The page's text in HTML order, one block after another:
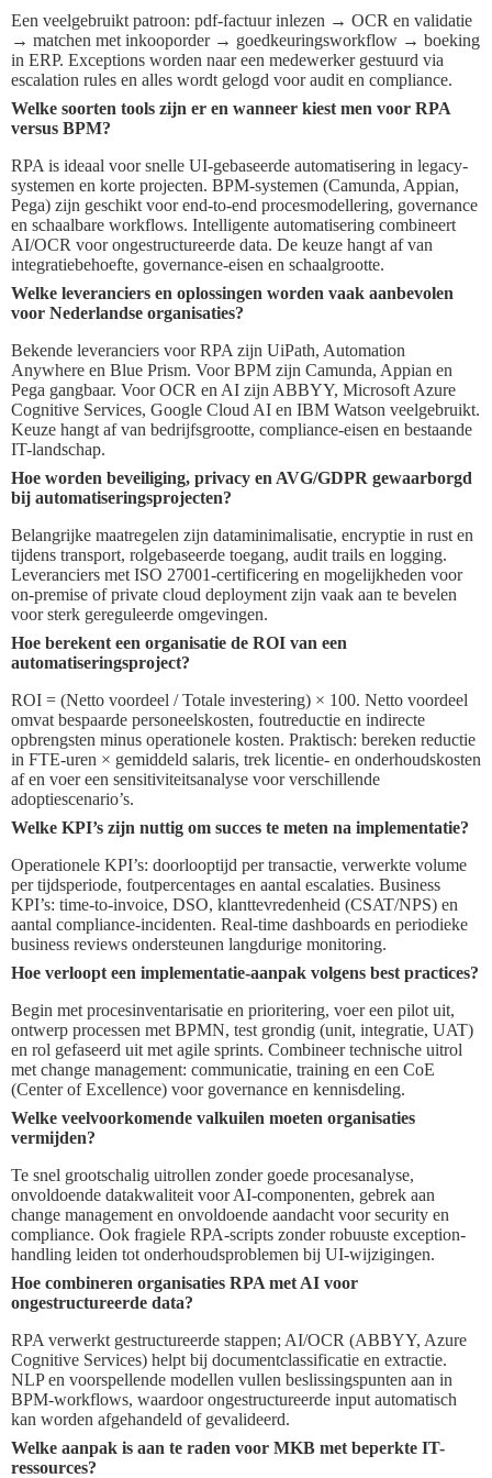
Een veelgebruikt patroon: pdf-factuur inlezen → OCR en validatie
→ matchen met inkooporder → goedkeuringsworkflow → boeking
in ERP. Exceptions worden naar een medewerker gestuurd via
escalation rules en alles wordt gelogd voor audit en compliance.
Welke soorten tools zijn er en wanneer kiest men voor RPA
versus BPM?
RPA is ideaal voor snelle UI-gebaseerde automatisering in legacy-
systemen en korte projecten. BPM-systemen (Camunda, Appian,
Pega) zijn geschikt voor end-to-end procesmodellering, governance
en schaalbare workflows. Intelligente automatisering combineert
AI/OCR voor ongestructureerde data. De keuze hangt af van
integratiebehoefte, governance-eisen en schaalgrootte.
Welke leveranciers en oplossingen worden vaak aanbevolen
voor Nederlandse organisaties?
Bekende leveranciers voor RPA zijn UiPath, Automation
Anywhere en Blue Prism. Voor BPM zijn Camunda, Appian en
Pega gangbaar. Voor OCR en AI zijn ABBYY, Microsoft Azure
Cognitive Services, Google Cloud AI en IBM Watson veelgebruikt.
Keuze hangt af van bedrijfsgrootte, compliance-eisen en bestaande
IT-landschap.
Hoe worden beveiliging, privacy en AVG/GDPR gewaarborgd
bij automatiseringsprojecten?
Belangrijke maatregelen zijn dataminimalisatie, encryptie in rust en
tijdens transport, rolgebaseerde toegang, audit trails en logging.
Leveranciers met ISO 27001-certificering en mogelijkheden voor
on-premise of private cloud deployment zijn vaak aan te bevelen
voor sterk gereguleerde omgevingen.
Hoe berekent een organisatie de ROI van een
automatiseringsproject?
ROI = (Netto voordeel / Totale investering) × 100. Netto voordeel
omvat bespaarde personeelskosten, foutreductie en indirecte
opbrengsten minus operationele kosten. Praktisch: bereken reductie
in FTE-uren × gemiddeld salaris, trek licentie- en onderhoudskosten
af en voer een sensitiviteitsanalyse voor verschillende
adoptiescenario’s.
Welke KPI’s zijn nuttig om succes te meten na implementatie?
Operationele KPI’s: doorlooptijd per transactie, verwerkte volume
per tijdsperiode, foutpercentages en aantal escalaties. Business
KPI’s: time-to-invoice, DSO, klanttevredenheid (CSAT/NPS) en
aantal compliance-incidenten. Real-time dashboards en periodieke
business reviews ondersteunen langdurige monitoring.
Hoe verloopt een implementatie-aanpak volgens best practices?
Begin met procesinventarisatie en prioritering, voer een pilot uit,
ontwerp processen met BPMN, test grondig (unit, integratie, UAT)
en rol gefaseerd uit met agile sprints. Combineer technische uitrol
met change management: communicatie, training en een CoE
(Center of Excellence) voor governance en kennisdeling.
Welke veelvoorkomende valkuilen moeten organisaties
vermijden?
Te snel grootschalig uitrollen zonder goede procesanalyse,
onvoldoende datakwaliteit voor AI-componenten, gebrek aan
change management en onvoldoende aandacht voor security en
compliance. Ook fragiele RPA-scripts zonder robuuste exception-
handling leiden tot onderhoudsproblemen bij UI-wijzigingen.
Hoe combineren organisaties RPA met AI voor
ongestructureerde data?
RPA verwerkt gestructureerde stappen; AI/OCR (ABBYY, Azure
Cognitive Services) helpt bij documentclassificatie en extractie.
NLP en voorspellende modellen vullen beslissingspunten aan in
BPM-workflows, waardoor ongestructureerde input automatisch
kan worden afgehandeld of gevalideerd.
Welke aanpak is aan te raden voor MKB met beperkte IT-
ressources?